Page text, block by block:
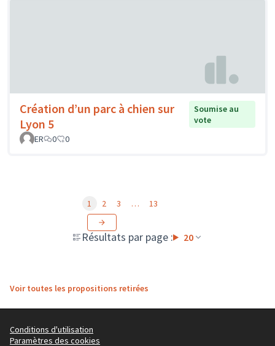
Création d’un parc à chien sur
Lyon 5
Soumise au
vote
ER
0 0
Résultats par page : 20
1 2 3 … 13
Voir toutes les propositions retirées
Conditions d'utilisation
Paramètres des cookies